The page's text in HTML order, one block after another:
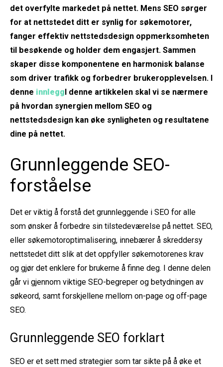
det overfylte markedet på nettet. Mens SEO sørger
for at nettstedet ditt er synlig for søkemotorer,
fanger effektiv nettstedsdesign oppmerksomheten
til besøkende og holder dem engasjert. Sammen
skaper disse komponentene en harmonisk balanse
som driver trafikk og forbedrer brukeropplevelsen. I
denne innlegg I denne artikkelen skal vi se nærmere
på hvordan synergien mellom SEO og
nettstedsdesign kan øke synligheten og resultatene
dine på nettet.
Grunnleggende SEO-
forståelse
Det er viktig å forstå det grunnleggende i SEO for alle
som ønsker å forbedre sin tilstedeværelse på nettet. SEO,
eller søkemotoroptimalisering, innebærer å skreddersy
nettstedet ditt slik at det oppfyller søkemotorenes krav
og gjør det enklere for brukerne å finne deg. I denne delen
går vi gjennom viktige SEO-begreper og betydningen av
søkeord, samt forskjellene mellom on-page og off-page
SEO.
Grunnleggende SEO forklart
SEO er et sett med strategier som tar sikte på å øke et